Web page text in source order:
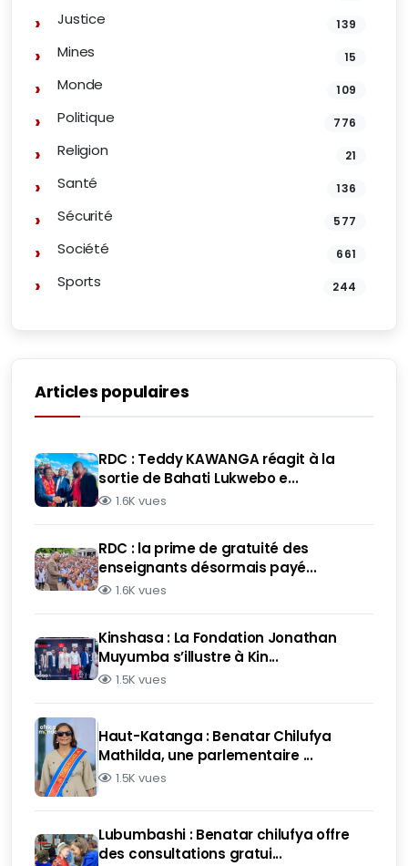
Justice 139
Mines 15
Monde 109
Politique 776
Religion 21
Santé 136
Sécurité 577
Société 661
Sports 244
Articles populaires
RDC : Teddy KAWANGA réagit à la
sortie de Bahati Lukwebo e...
1.6K vues
RDC : la prime de gratuité des
enseignants désormais payé...
1.6K vues
Kinshasa : La Fondation Jonathan
Muyumba s’illustre à Kin...
1.5K vues
Haut-Katanga : Benatar Chilufya
Mathilda, une parlementaire ...
1.5K vues
Lubumbashi : Benatar chilufya offre
des consultations gratui...